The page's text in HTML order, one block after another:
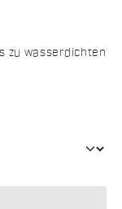
zu wasserdichten